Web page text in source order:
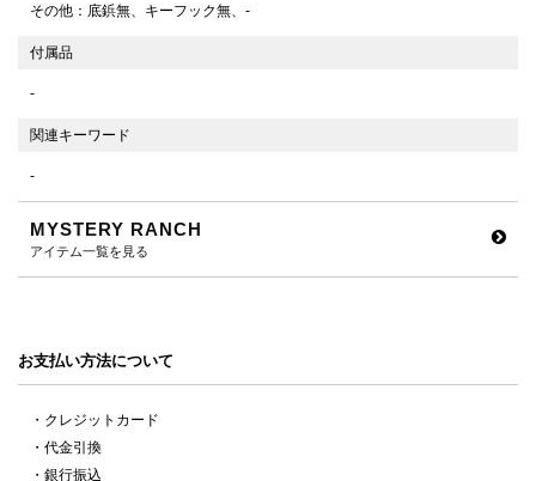
その他：底鋲無、キーフック無、-
付属品
-
関連キーワード
-
MYSTERY RANCH
アイテム一覧を見る
お支払い方法について
・クレジットカード
・代金引換
・銀行振込